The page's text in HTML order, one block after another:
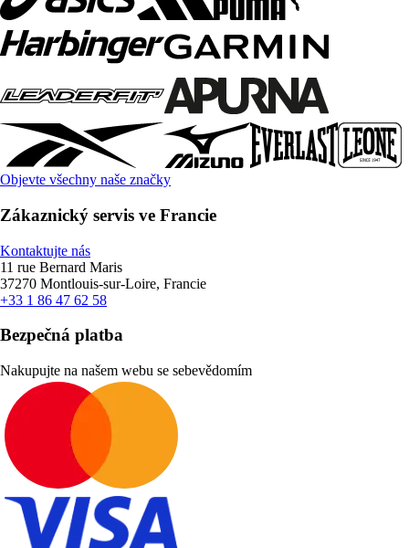
Objevte všechny naše značky
Zákaznický servis ve Francie
Kontaktujte nás
11 rue Bernard Maris
37270 Montlouis-sur-Loire, Francie
+33 1 86 47 62 58
Bezpečná platba
Nakupujte na našem webu se sebevědomím